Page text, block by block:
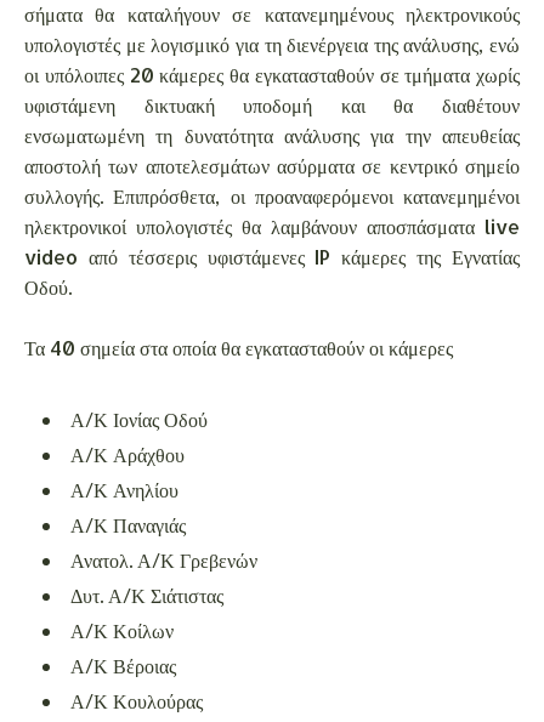
σήματα θα καταλήγουν σε κατανεμημένους ηλεκτρονικούς
υπολογιστές με λογισμικό για τη διενέργεια της ανάλυσης, ενώ
οι υπόλοιπες 20 κάμερες θα εγκατασταθούν σε τμήματα χωρίς
υφιστάμενη δικτυακή υποδομή και θα διαθέτουν
ενσωματωμένη τη δυνατότητα ανάλυσης για την απευθείας
αποστολή των αποτελεσμάτων ασύρματα σε κεντρικό σημείο
συλλογής. Επιπρόσθετα, οι προαναφερόμενοι κατανεμημένοι
ηλεκτρονικοί υπολογιστές θα λαμβάνουν αποσπάσματα live
video από τέσσερις υφιστάμενες IP κάμερες της Εγνατίας
Οδού.
Τα 40 σημεία στα οποία θα εγκατασταθούν οι κάμερες
Α/Κ Ιονίας Οδού
Α/Κ Αράχθου
Α/Κ Ανηλίου
Α/Κ Παναγιάς
Ανατολ. Α/Κ Γρεβενών
Δυτ. Α/Κ Σιάτιστας
Α/Κ Κοίλων
Α/Κ Βέροιας
Α/Κ Κουλούρας